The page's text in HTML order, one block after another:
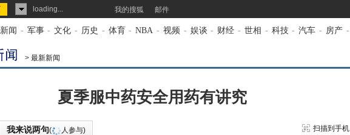
loading... 我的搜狐 邮件
新闻 - 军事 - 文化 - 历史 - 体育 - NBA - 视频 - 娱谈 - 财经 - 世相 - 科技 - 汽车 - 房产 -
> 最新新闻
夏季服中药安全用药有讲究
我来说两句( 人参与) 扫描到手机